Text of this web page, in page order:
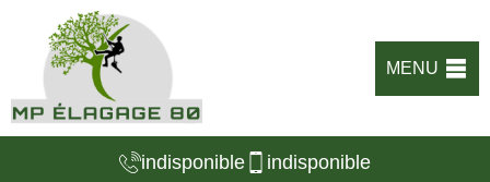
MENU
indisponible indisponible